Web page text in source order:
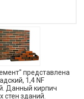
представлена
1,4 NF
Данный кирпич
зданий.